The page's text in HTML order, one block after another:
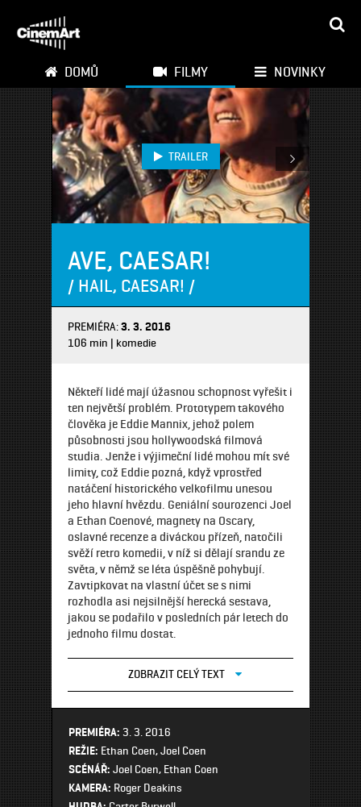
TRAILER
AVE, CAESAR!
/ HAIL, CAESAR! /
PREMIÉRA:3. 3. 2016
106 min | komedie
Někteří lidé mají úžasnou schopnost vyřešit i
ten největší problém. Prototypem takového
člověka je Eddie Mannix, jehož polem
působnosti jsou hollywoodská filmová
studia. Jenže i výjimeční lidé mohou mít své
limity, což Eddie pozná, když vprostřed
natáčení historického velkofilmu unesou
jeho hlavní hvězdu. Geniální sourozenci Joel
a Ethan Coenové, magnety na Oscary,
oslavné recenze a diváckou přízeň, natočili
svěží retro komedii, v níž si dělají srandu ze
světa, v němž se léta úspěšně pohybují.
Zavtipkovat na vlastní účet se s nimi
rozhodla asi nejsilnější herecká sestava,
jakou se podařilo v posledních pár letech do
jednoho filmu dostat.
ZOBRAZIT CELÝ TEXT
PREMIÉRA: 3. 3. 2016
REŽIE: Ethan Coen, Joel Coen
SCÉNÁŘ: Joel Coen, Ethan Coen
KAMERA: Roger Deakins
DOMŮ FILMY NOVINKY